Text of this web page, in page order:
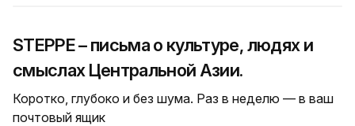
STEPPE – письма о культуре, людях и
смыслах Центральной Азии.
Коротко, глубоко и без шума. Раз в неделю — в ваш
почтовый ящик